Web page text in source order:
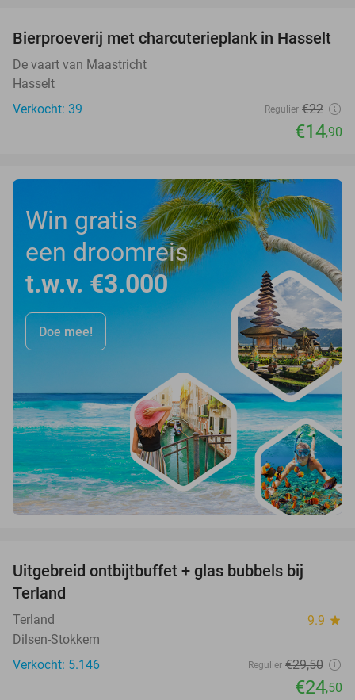
32%
Bierproeverij met charcuterieplank in Hasselt
De vaart van Maastricht
Hasselt
Verkocht: 39
Regulier €22
€14,90
Win gratis
een droomreis
t.w.v. €3.000
Doe mee!
Uitgebreid ontbijtbuffet + glas bubbels bij
Terland
Terland 9.9 star
Dilsen-Stokkem
Verkocht: 5.146
Regulier €29,50
€24,50